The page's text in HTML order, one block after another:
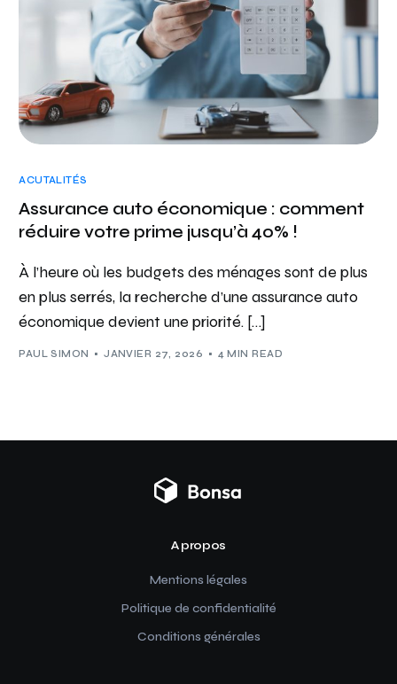
ACUTALITÉS
Assurance auto économique : comment
réduire votre prime jusqu’à 40% !
À l’heure où les budgets des ménages sont de plus
en plus serrés, la recherche d’une assurance auto
économique devient une priorité. […]
PAUL SIMON JANVIER 27, 2026 4 MIN READ
A propos
Mentions légales
Politique de confidentialité
Conditions générales